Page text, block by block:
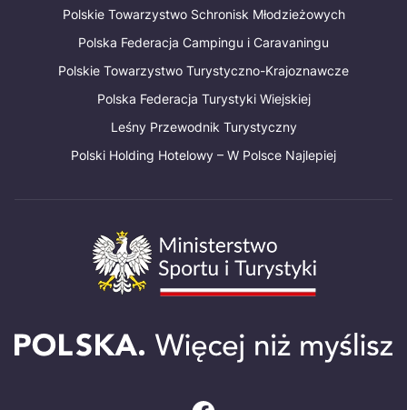
Polskie Towarzystwo Schronisk Młodzieżowych
Polska Federacja Campingu i Caravaningu
Polskie Towarzystwo Turystyczno-Krajoznawcze
Polska Federacja Turystyki Wiejskiej
Leśny Przewodnik Turystyczny
Polski Holding Hotelowy – W Polsce Najlepiej